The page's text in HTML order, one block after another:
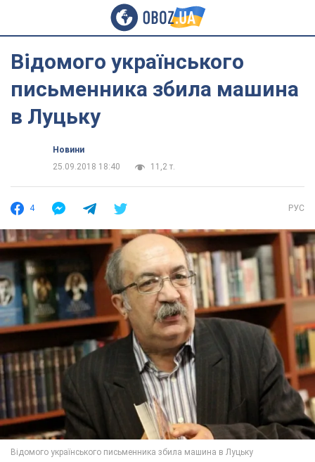
Відомого українського
письменника збила машина
в Луцьку
Новини
25.09.2018 18:40
11,2 т.
4 РУС